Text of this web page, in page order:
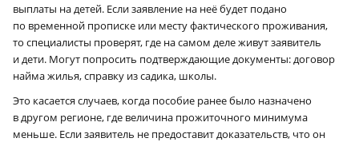
выплаты на детей. Если заявление на неё будет подано
по временной прописке или месту фактического проживания,
то специалисты проверят, где на самом деле живут заявитель
и дети. Могут попросить подтверждающие документы: договор
найма жилья, справку из садика, школы.
Это касается случаев, когда пособие ранее было назначено
в другом регионе, где величина прожиточного минимума
меньше. Если заявитель не предоставит доказательств, что он